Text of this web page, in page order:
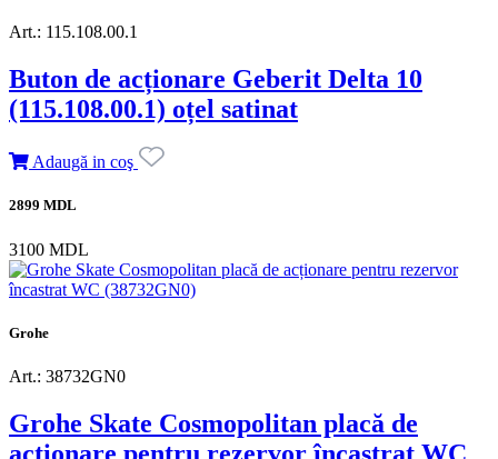
Art.: 115.108.00.1
Buton de acționare Geberit Delta 10
(115.108.00.1) oțel satinat
Adaugă in coş
2899 MDL
3100 MDL
Grohe
Art.: 38732GN0
Grohe Skate Cosmopolitan placă de